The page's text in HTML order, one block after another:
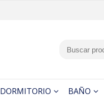
DORMITORIO BAÑO